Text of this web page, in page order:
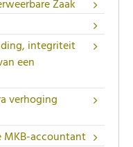
Zaak
integriteit
een
verhoging
MKB-accountant